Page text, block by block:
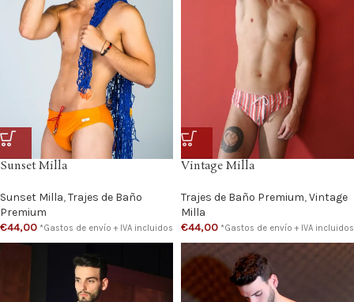
Sunset Milla
Sunset Milla,Trajes de Baño
Premium
€44,00 *Gastos de envío + IVA incluidos
Vintage Milla
Trajes de Baño Premium,Vintage
Milla
€44,00 *Gastos de envío + IVA incluidos